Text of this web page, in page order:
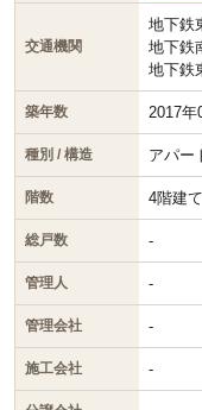
交通機関
地下鉄
地下鉄
地下鉄
築年数 2017年
種別 / 構造 アパー
階数 4階建て
総戸数 -
管理人 -
管理会社 -
施工会社 -